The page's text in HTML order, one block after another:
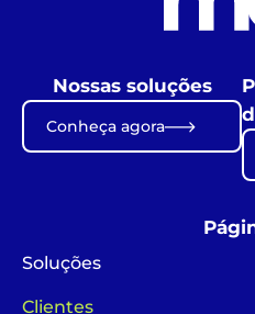
Nossas soluções
Conheça agora
Soluções
Clientes